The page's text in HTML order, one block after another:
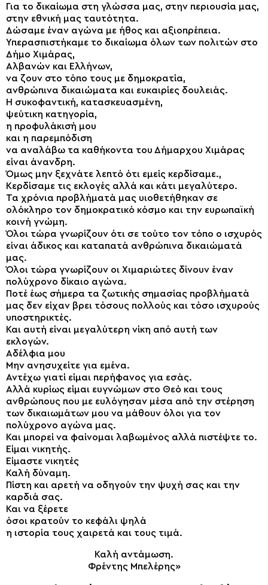
Για το δικαίωμα στη γλώσσα μας, στην περιουσία μας,
στην εθνική μας ταυτότητα.
Δώσαμε έναν αγώνα με ήθος και αξιοπρέπεια.
Υπερασπιστήκαμε το δικαίωμα όλων των πολιτών στο
Δήμο Χιμάρας,
Αλβανών και Ελλήνων,
να ζουν στο τόπο τους με δημοκρατία,
ανθρώπινα δικαιώματα και ευκαιρίες δουλειάς.
Η συκοφαντική, κατασκευασμένη,
ψεύτικη κατηγορία,
η προφυλάκισή μου
και η παρεμπόδιση
να αναλάβω τα καθήκοντα του Δήμαρχου Χιμάρας
είναι άνανδρη.
Όμως μην ξεχνάτε λεπτό ότι εμείς κερδίσαμε.,
Κερδίσαμε τις εκλογές αλλά και κάτι μεγαλύτερο.
Τα χρόνια προβλήματά μας υιοθετήθηκαν σε
ολόκληρο τον δημοκρατικό κόσμο και την ευρωπαϊκή
κοινή γνώμη.
Όλοι τώρα γνωρίζουν ότι σε τούτο τον τόπο ο ισχυρός
είναι άδικος και καταπατά ανθρώπινα δικαιώματά
μας.
Όλοι τώρα γνωρίζουν οι Χιμαριώτες δίνουν έναν
πολύχρονο δίκαιο αγώνα.
Ποτέ έως σήμερα τα ζωτικής σημασίας προβλήματά
μας δεν είχαν βρει τόσους πολλούς και τόσο ισχυρούς
υποστηρικτές.
Και αυτή είναι μεγαλύτερη νίκη από αυτή των
εκλογών.
Αδέλφια μου
Μην ανησυχείτε για εμένα.
Αντέχω γιατί είμαι περήφανος για εσάς.
Αλλά κυρίως είμαι ευγνώμων στο Θεό και τους
ανθρώπους που με ευλόγησαν μέσα από την στέρηση
των δικαιωμάτων μου να μάθουν όλοι για τον
πολύχρονο αγώνα μας.
Και μπορεί να φαίνομαι λαβωμένος αλλά πιστέψτε το.
Είμαι νικητής.
Είμαστε νικητές
Καλή δύναμη.
Πίστη και αρετή να οδηγούν την ψυχή σας και την
καρδιά σας.
Και να ξέρετε
όσοι κρατούν το κεφάλι ψηλά
η ιστορία τους χαιρετά και τους τιμά.
Καλή αντάμωση.
Φρέντης Μπελέρης»